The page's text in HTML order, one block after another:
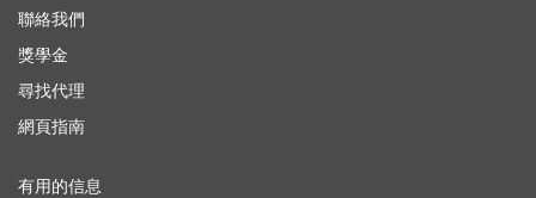
聯絡我們
獎學金
尋找代理
網頁指南
有用的信息